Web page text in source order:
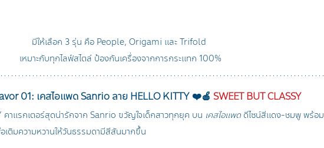
มีให้เลือก 3 รุ่น คือ People, Origami และ Trifold
เหมาะกับทุกไลฟ์สไตล์ ป้องกันเครื่องจากการกระแทก 100%
01: เคสไอแพด Sanrio ลาย HELLO KITTY ❤️🍎 SWEET BUT CLASSY
คาแรกเตอร์สุดน่ารักจาก Sanrio ขวัญใจเด็กสาวทุกยุค บน เคสไอแพด ดีไซน์สีแดง-ชมพู พร้อม
อเติมความหวานให้วันธรรมดามีสีสันมากขึ้น